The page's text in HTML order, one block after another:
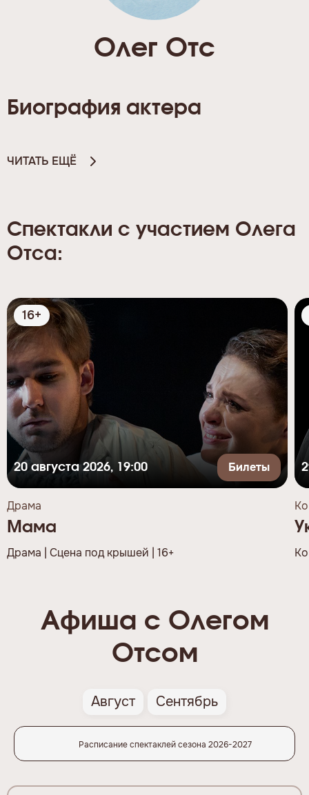
Олег Отс
Биография актера
ЧИТАТЬ ЕЩЁ
Спектакли с участием Олега
Отса:
16+
20 августа 2026, 19:00 Билеты
Драма
Мама
Драма | Сцена под крышей | 16+
Афиша с Олегом
Отсом
Август Сентябрь
Расписание спектаклей сезона 2026-2027